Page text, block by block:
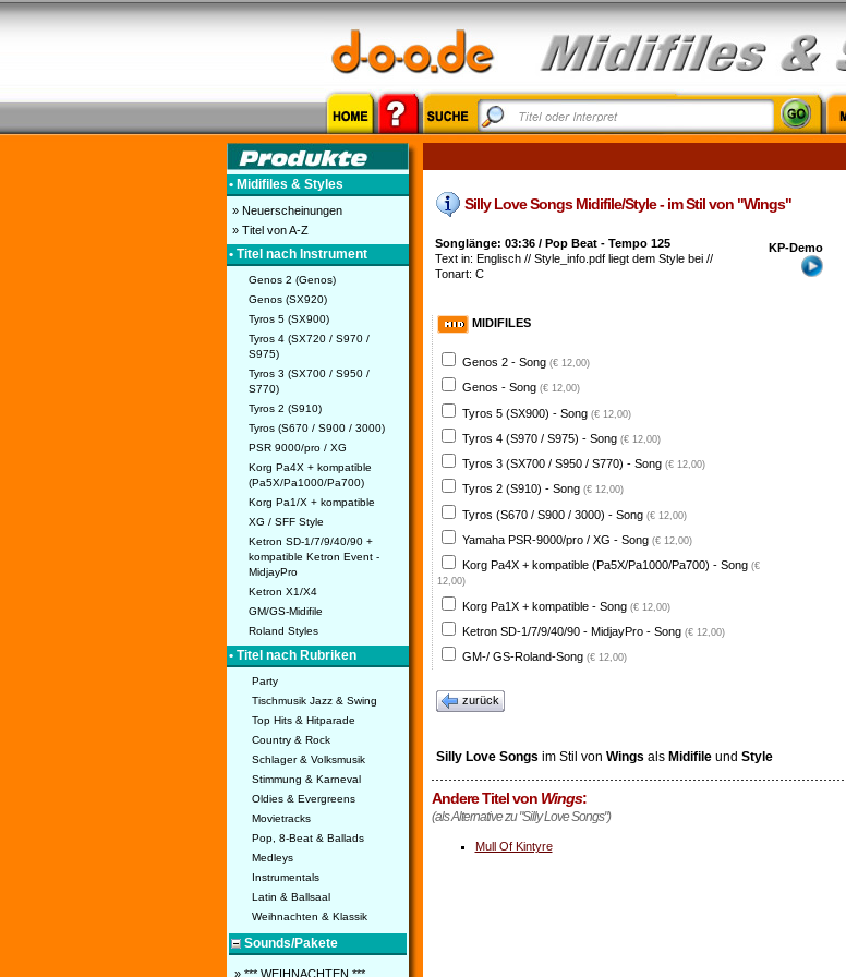
• Midifiles & Styles
» Neuerscheinungen
» Titel von A-Z
• Titel nach Instrument
Genos 2 (Genos)
Genos (SX920)
Tyros 5 (SX900)
Tyros 4 (SX720 / S970 /
S975)
Tyros 3 (SX700 / S950 /
S770)
Tyros 2 (S910)
Tyros (S670 / S900 / 3000)
PSR 9000/pro / XG
Korg Pa4X + kompatible
(Pa5X/Pa1000/Pa700)
Korg Pa1/X + kompatible
XG / SFF Style
Ketron SD-1/7/9/40/90 +
kompatible Ketron Event -
MidjayPro
Ketron X1/X4
GM/GS-Midifile
Roland Styles
• Titel nach Rubriken
Party
Tischmusik Jazz & Swing
Top Hits & Hitparade
Country & Rock
Schlager & Volksmusik
Stimmung & Karneval
Oldies & Evergreens
Movietracks
Pop, 8-Beat & Ballads
Medleys
Instrumentals
Latin & Ballsaal
Weihnachten & Klassik
Sounds/Pakete
» *** WEIHNACHTEN ***
Silly Love Songs Midifile/Style - im Stil von "Wings"
Songlänge: 03:36 / Pop Beat - Tempo 125
Text in: Englisch // Style_info.pdf liegt dem Style bei //
Tonart: C
KP-Demo
MIDIFILES
Genos 2 - Song (€ 12,00)
Genos - Song (€ 12,00)
Tyros 5 (SX900) - Song (€ 12,00)
Tyros 4 (S970 / S975) - Song (€ 12,00)
Tyros 3 (SX700 / S950 / S770) - Song (€ 12,00)
Tyros 2 (S910) - Song (€ 12,00)
Tyros (S670 / S900 / 3000) - Song (€ 12,00)
Yamaha PSR-9000/pro / XG - Song (€ 12,00)
Korg Pa4X + kompatible (Pa5X/Pa1000/Pa700) - Song (€
12,00)
Korg Pa1X + kompatible - Song (€ 12,00)
Ketron SD-1/7/9/40/90 - MidjayPro - Song (€ 12,00)
GM-/ GS-Roland-Song (€ 12,00)
zurück
Silly Love Songs im Stil von Wings als Midifileund Style
Andere Titel von Wings:
(als Alternative zu "Silly Love Songs")
Mull Of Kintyre